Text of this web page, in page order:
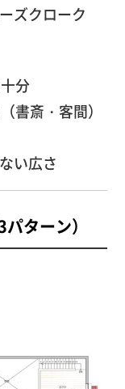
ズクローク
分
書斎・客間）
い広さ
ターン）